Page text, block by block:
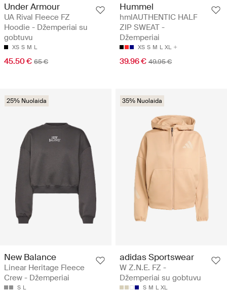
Under Armour
UA Rival Fleece FZ
Hoodie - Džemperiai su
gobtuvu
XS S M L
45.50 € 65 €
Hummel
hmlAUTHENTIC HALF
ZIP SWEAT -
Džemperiai
XS S M L XL
39.96 € 49.95 €
25% Nuolaida
New Balance
Linear Heritage Fleece
Crew - Džemperiai
S L
35% Nuolaida
adidas Sportswear
W Z.N.E. FZ -
Džemperiai su gobtuvu
S M L XL